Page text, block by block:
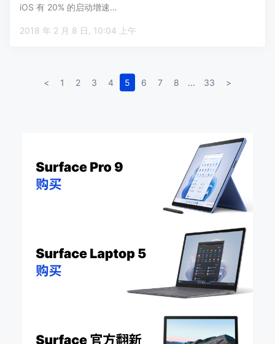
iOS 有 20% 的启动增速…
2018 年 2 月 8 日, 10:04 上午
< 1 2 3 4 5 6 7 8 ... 33 >